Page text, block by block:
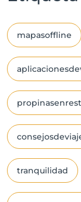
mapasoffline
tranquilidad